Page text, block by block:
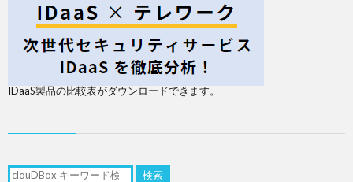
IDaaS製品の比較表がダウンロードできます。
検索